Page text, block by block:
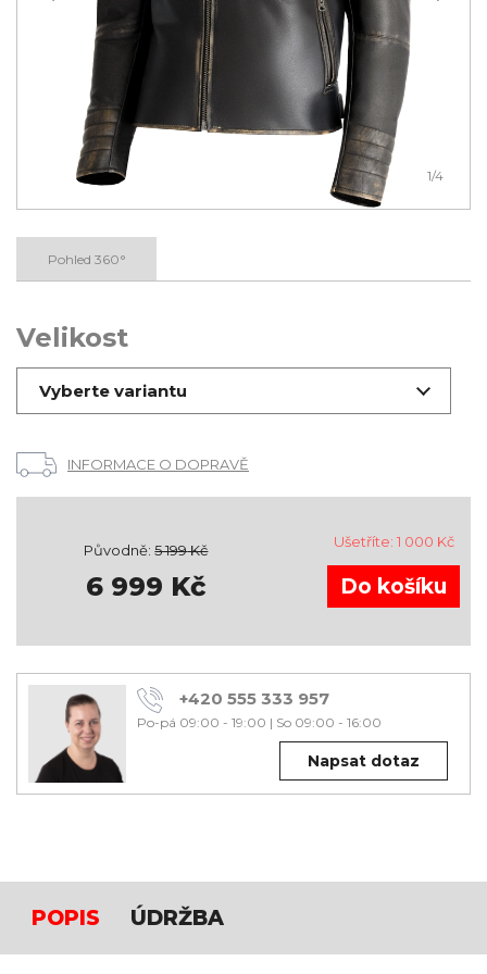
1/4
Pohled 360°
Velikost
Vyberte variantu
INFORMACE O DOPRAVĚ
Původně:5 199Kč
6 999 Kč
Ušetříte: 1 000 Kč
+420 555 333 957
Po-pá 09:00 - 19:00 | So 09:00 - 16:00
Napsat dotaz
POPIS ÚDRŽBA